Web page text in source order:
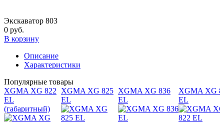
Экскаватор 803
0 руб.
В корзину
Описание
Характеристики
Популярные товары
XGMA XG 822
EL
(габаритный)
XGMA XG 825
EL
XGMA XG 836
EL
XGMA XG
EL